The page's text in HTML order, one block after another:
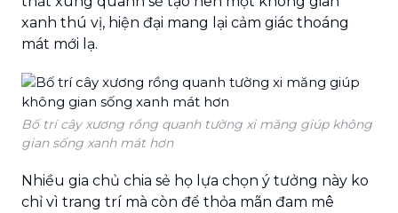
xanh thú vị, hiện đại mang lại cảm giác thoáng
mát mới lạ.
Bố trí cây xương rồng quanh tường xi măng giúp không
gian sống xanh mát hơn
Nhiều gia chủ chia sẻ họ lựa chọn ý tưởng này ko
chỉ vì trang trí mà còn để thỏa mãn đam mê